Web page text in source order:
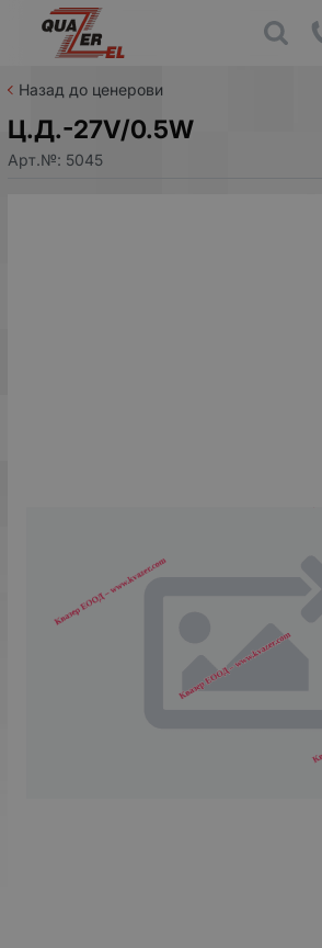
Назад до ценерови
Ц.Д.-27V/0.5W
Арт.№: 5045